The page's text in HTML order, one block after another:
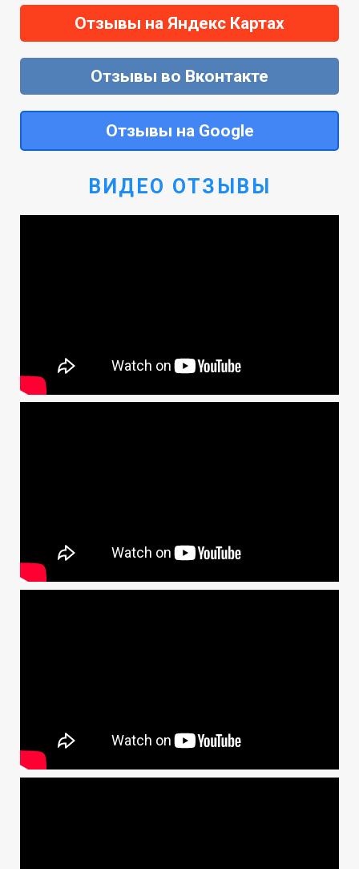
Отзывы на Яндекс Картах
Отзывы во Вконтакте
Отзывы на Google
ВИДЕО ОТЗЫВЫ